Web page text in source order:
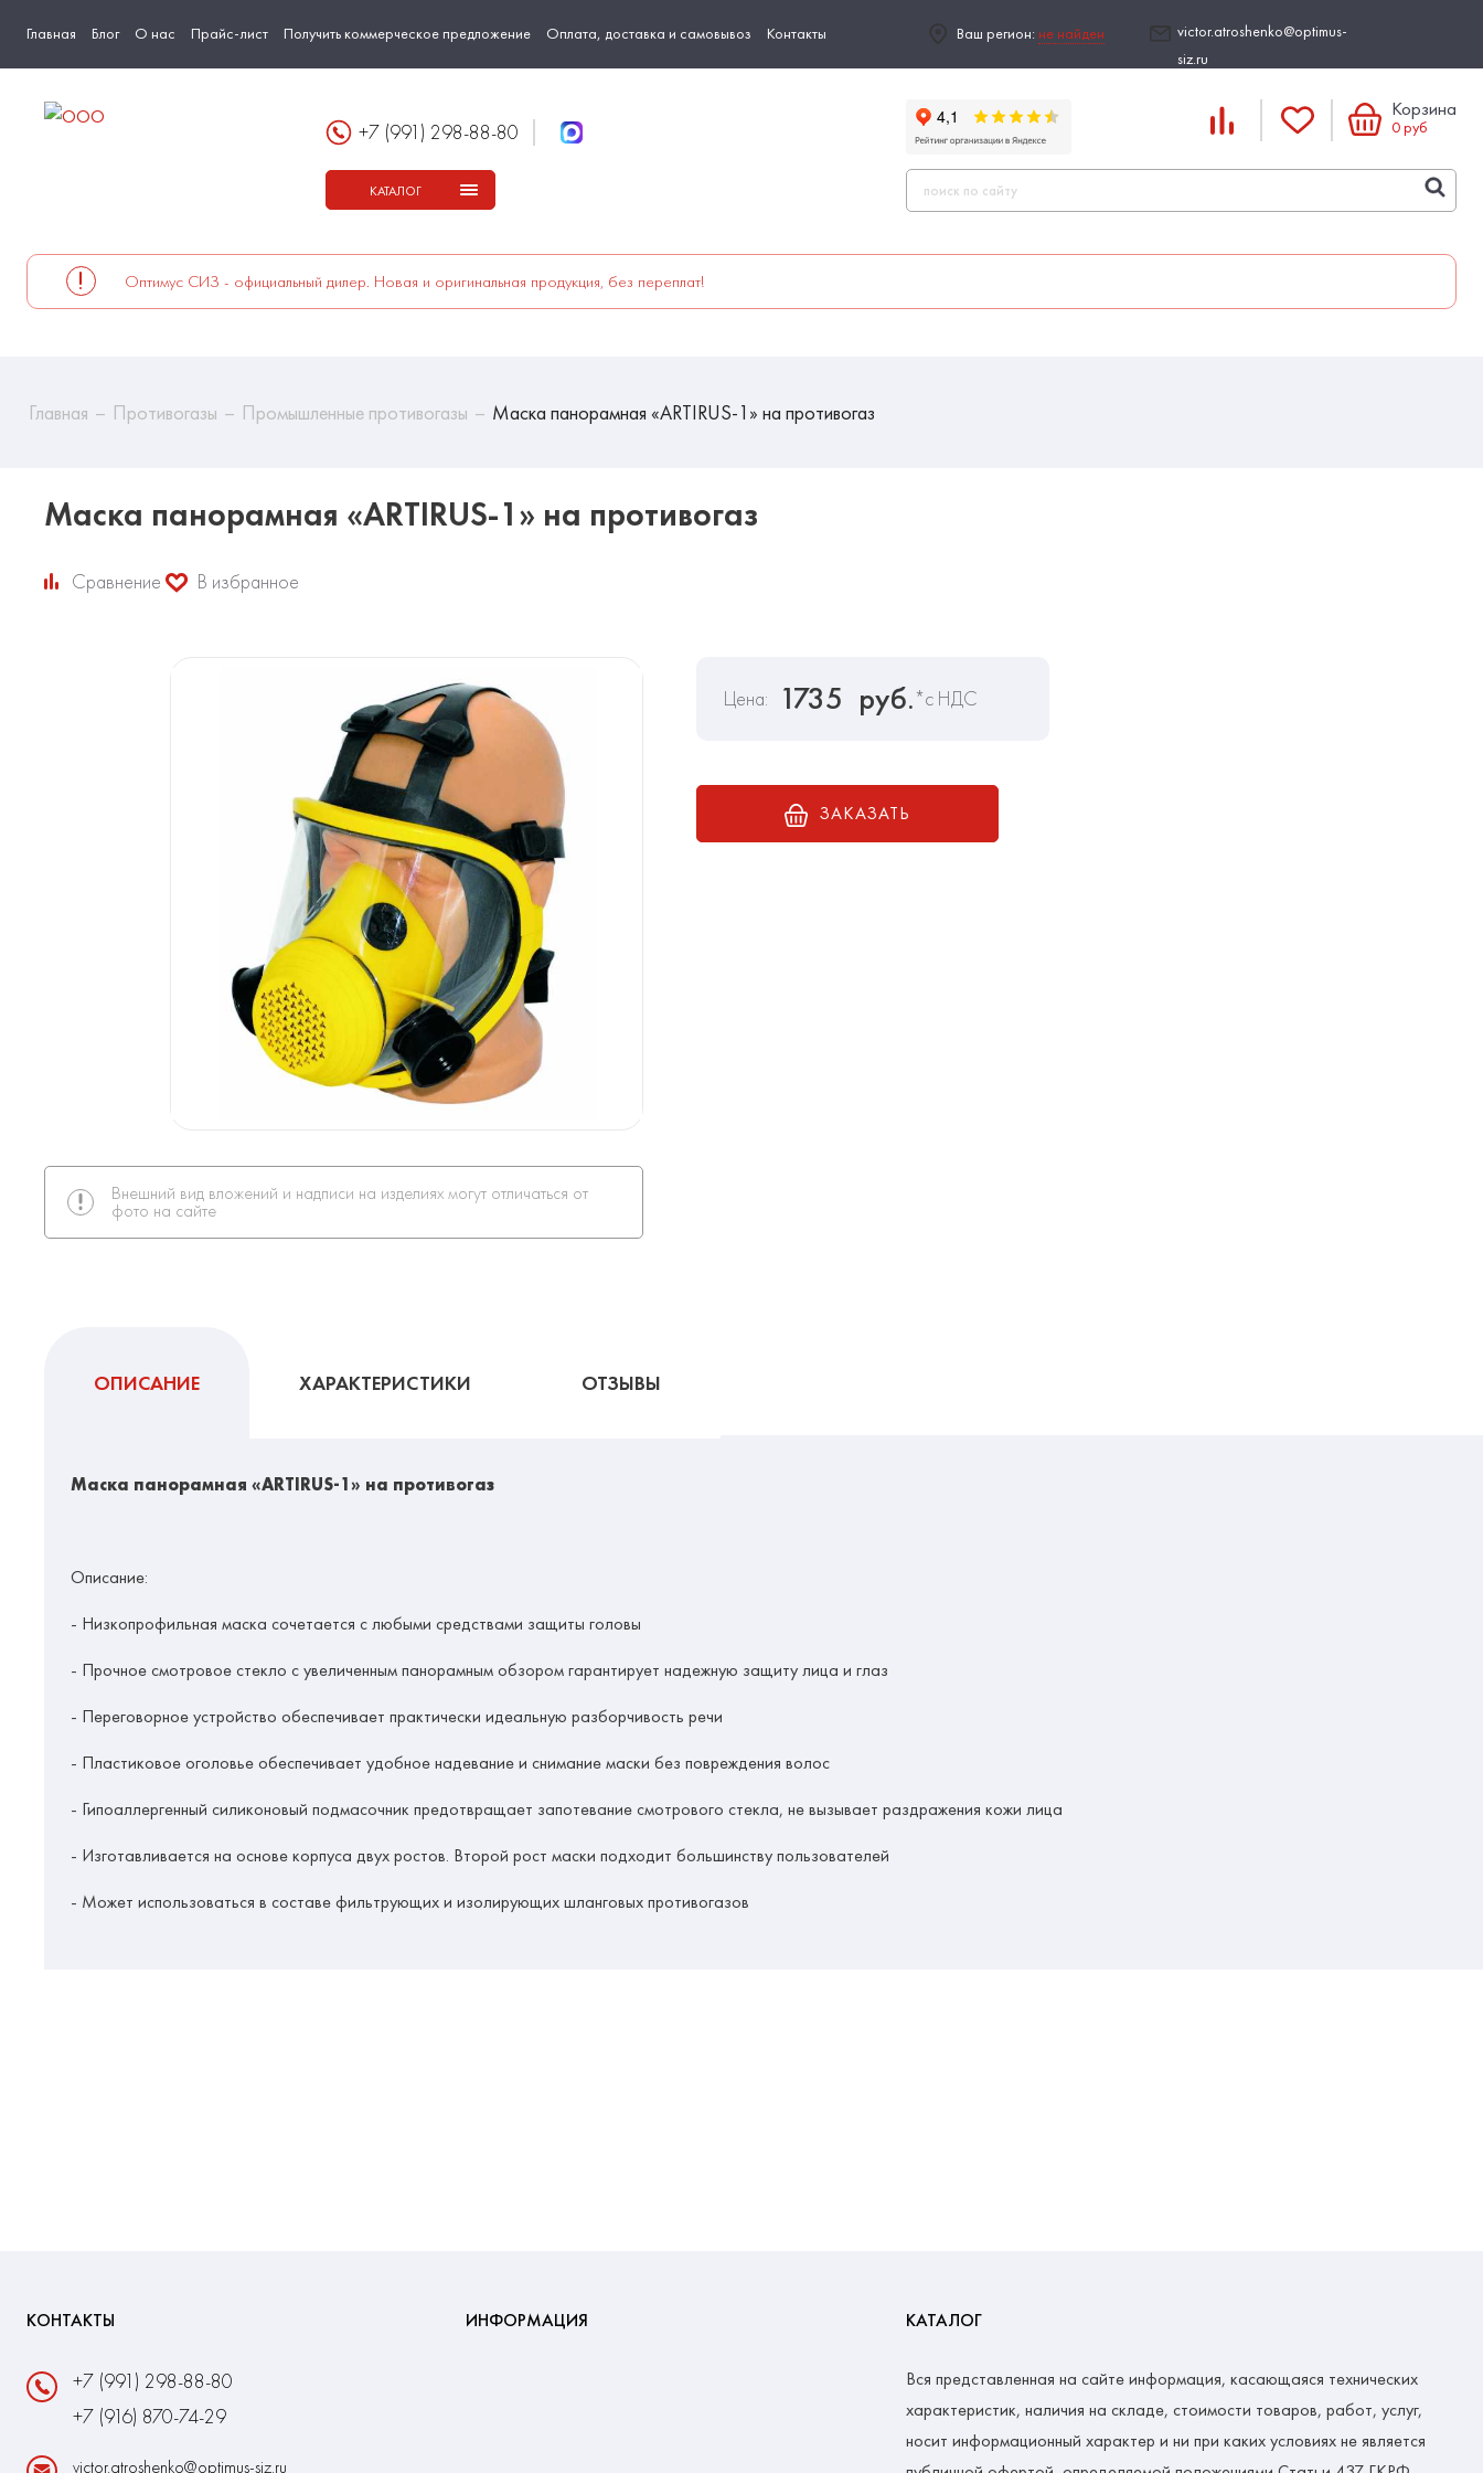
Главная Блог О нас Прайс-лист Получить коммерческое предложение Оплата, доставка и самовывоз Контакты Ваш регион: не найден
victor.atroshenko@optimus-
siz.ru
+7 (991) 298-88-80
КАТАЛОГ
Корзина
0руб
Оптимус СИЗ - официальный дилер. Новая и оригинальная продукция, без переплат!
Главная Противогазы Промышленные противогазы Маска панорамная «ARTIRUS-1» на противогаз
Маска панорамная «ARTIRUS-1» на противогаз
Сравнение В избранное
Внешний вид вложений и надписи на изделиях могут отличаться от
фото на сайте
Цена: 1735 руб.*с НДС
ЗАКАЗАТЬ
ОПИСАНИЕ ХАРАКТЕРИСТИКИ ОТЗЫВЫ
Маска панорамная «ARTIRUS-1» на противогаз
Описание:
- Низкопрофильная маска сочетается с любыми средствами защиты головы
- Прочное смотровое стекло с увеличенным панорамным обзором гарантирует надежную защиту лица и глаз
- Переговорное устройство обеспечивает практически идеальную разборчивость речи
- Пластиковое оголовье обеспечивает удобное надевание и снимание маски без повреждения волос
- Гипоаллергенный силиконовый подмасочник предотвращает запотевание смотрового стекла, не вызывает раздражения кожи лица
- Изготавливается на основе корпуса двух ростов. Второй рост маски подходит большинству пользователей
- Может использоваться в составе фильтрующих и изолирующих шланговых противогазов
КОНТАКТЫ
+7 (991) 298-88-80
+7 (916) 870-74-29
victor.atroshenko@optimus-siz.ru
ИНФОРМАЦИЯ КАТАЛОГ
Вся представленная на сайте информация, касающаяся технических
характеристик, наличия на складе, стоимости товаров, работ, услуг,
носит информационный характер и ни при каких условиях не является